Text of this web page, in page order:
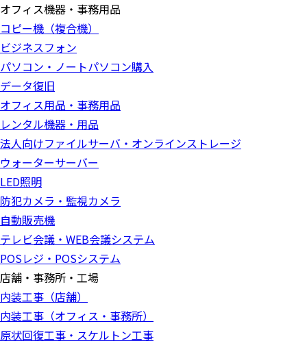
オフィス機器・事務用品
コピー機（複合機）
ビジネスフォン
パソコン・ノートパソコン購入
データ復旧
オフィス用品・事務用品
レンタル機器・用品
法人向けファイルサーバ・オンラインストレージ
ウォーターサーバー
LED照明
防犯カメラ・監視カメラ
自動販売機
テレビ会議・WEB会議システム
POSレジ・POSシステム
店舗・事務所・工場
内装工事（店舗）
内装工事（オフィス・事務所）
原状回復工事・スケルトン工事